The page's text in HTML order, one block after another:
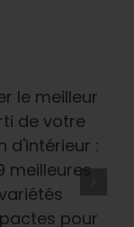
Les 9
Meilleures
Variétés De
Cannabis
Orange